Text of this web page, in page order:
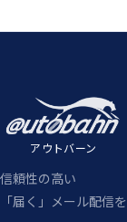
アウトバーン
信頼性の高い
「届く」メール配信を